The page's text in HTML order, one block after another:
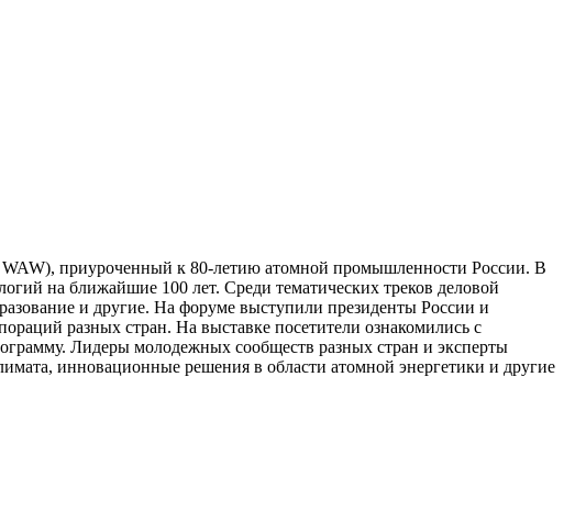
приуроченный к 80-летию атомной промышленности России. В
на ближайшие 100 лет. Среди тематических треков деловой
и другие. На форуме выступили президенты России и
разных стран. На выставке посетители ознакомились с
Лидеры молодежных сообществ разных стран и эксперты
инновационные решения в области атомной энергетики и другие